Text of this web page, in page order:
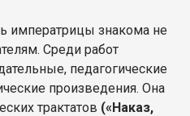
императрицы знакома не
Среди работ
педагогические
произведения. Она
трактатов («Наказ,